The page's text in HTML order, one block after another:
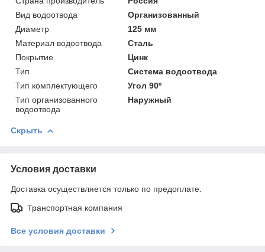
Вид водоотвода
Организованный
Диаметр
125 мм
Материал водоотвода
Сталь
Покрытие
Цинк
Тип
Система водоотвода
Тип комплектующего
Угол 90º
Тип организованного
водоотвода
Наружный
Скрыть
Условия доставки
Доставка осуществляется только по предоплате.
Транспортная компания
Все условия доставки